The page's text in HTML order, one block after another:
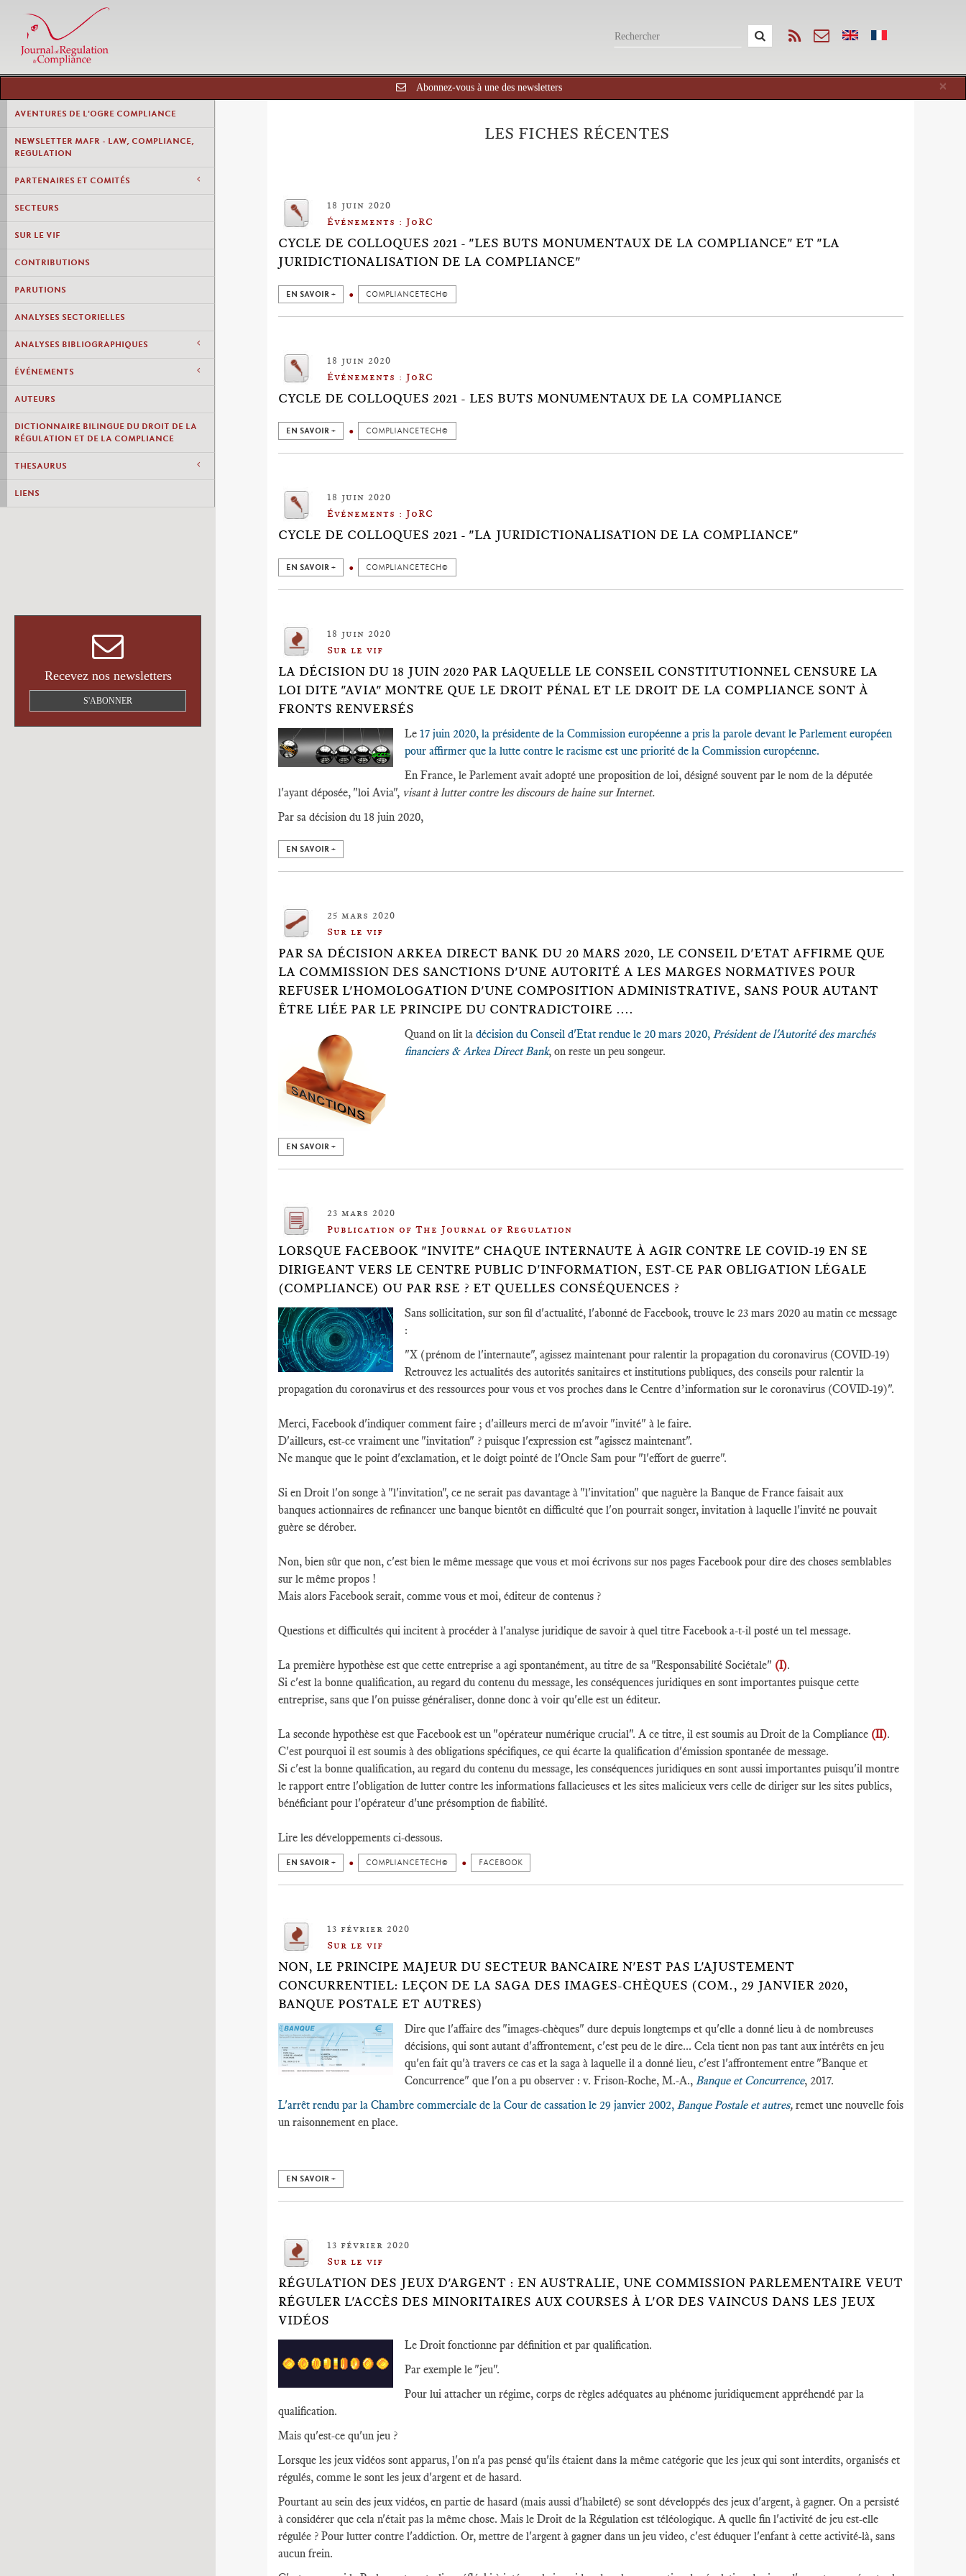
×
Abonnez-vous à une des newsletters
AVENTURES DE L'OGRE COMPLIANCE
NEWSLETTER MAFR - LAW, COMPLIANCE,
REGULATION
PARTENAIRES ET COMITÉS
SECTEURS
SUR LE VIF
CONTRIBUTIONS
PARUTIONS
ANALYSES SECTORIELLES
ANALYSES BIBLIOGRAPHIQUES
ÉVÉNEMENTS
AUTEURS
DICTIONNAIRE BILINGUE DU DROIT DE LA
RÉGULATION ET DE LA COMPLIANCE
THESAURUS
LIENS
Recevez nos newsletters
S'ABONNER
LES FICHES RÉCENTES
18 juin 2020
Événements : JoRC
CYCLE DE COLLOQUES 2021 - "LES BUTS MONUMENTAUX DE LA COMPLIANCE" ET "LA
JURIDICTIONALISATION DE LA COMPLIANCE"
EN SAVOIR + COMPLIANCETECH©
18 juin 2020
Événements : JoRC
CYCLE DE COLLOQUES 2021 - LES BUTS MONUMENTAUX DE LA COMPLIANCE
EN SAVOIR + COMPLIANCETECH©
18 juin 2020
Événements : JoRC
CYCLE DE COLLOQUES 2021 - "LA JURIDICTIONALISATION DE LA COMPLIANCE"
EN SAVOIR + COMPLIANCETECH©
18 juin 2020
Sur le vif
LA DÉCISION DU 18 JUIN 2020 PAR LAQUELLE LE CONSEIL CONSTITUTIONNEL CENSURE LA
LOI DITE "AVIA" MONTRE QUE LE DROIT PÉNAL ET LE DROIT DE LA COMPLIANCE SONT À
FRONTS RENVERSÉS
Le 17 juin 2020, la présidente de la Commission européenne a pris la parole devant le Parlement européen
pour affirmer que la lutte contre le racisme est une priorité de la Commission européenne.
En France, le Parlement avait adopté une proposition de loi, désigné souvent par le nom de la députée
l'ayant déposée, "loi Avia", visant à lutter contre les discours de haine sur Internet.
Par sa décision du 18 juin 2020,
EN SAVOIR +
25 mars 2020
Sur le vif
PAR SA DÉCISION ARKEA DIRECT BANK DU 20 MARS 2020, LE CONSEIL D'ETAT AFFIRME QUE
LA COMMISSION DES SANCTIONS D'UNE AUTORITÉ A LES MARGES NORMATIVES POUR
REFUSER L'HOMOLOGATION D'UNE COMPOSITION ADMINISTRATIVE, SANS POUR AUTANT
ÊTRE LIÉE PAR LE PRINCIPE DU CONTRADICTOIRE ....
Quand on lit la décision du Conseil d'Etat rendue le 20 mars 2020, Président de l'Autorité des marchés
financiers & Arkea Direct Bank, on reste un peu songeur.
EN SAVOIR +
23 mars 2020
Publication of The Journal of Regulation
LORSQUE FACEBOOK "INVITE" CHAQUE INTERNAUTE À AGIR CONTRE LE COVID-19 EN SE
DIRIGEANT VERS LE CENTRE PUBLIC D'INFORMATION, EST-CE PAR OBLIGATION LÉGALE
(COMPLIANCE) OU PAR RSE ? ET QUELLES CONSÉQUENCES ?
Sans sollicitation, sur son fil d'actualité, l'abonné de Facebook, trouve le 23 mars 2020 au matin ce message
:
"X (prénom de l'internaute", agissez maintenant pour ralentir la propagation du coronavirus (COVID-19)
Retrouvez les actualités des autorités sanitaires et institutions publiques, des conseils pour ralentir la
propagation du coronavirus et des ressources pour vous et vos proches dans le Centre d’information sur le coronavirus (COVID-19)".
Merci, Facebook d'indiquer comment faire ; d'ailleurs merci de m'avoir "invité" à le faire.
D'ailleurs, est-ce vraiment une "invitation" ? puisque l'expression est "agissez maintenant".
Ne manque que le point d'exclamation, et le doigt pointé de l'Oncle Sam pour "l'effort de guerre".
Si en Droit l'on songe à "l'invitation", ce ne serait pas davantage à "l'invitation" que naguère la Banque de France faisait aux
banques actionnaires de refinancer une banque bientôt en difficulté que l'on pourrait songer, invitation à laquelle l'invité ne pouvait
guère se dérober.
Non, bien sûr que non, c'est bien le même message que vous et moi écrivons sur nos pages Facebook pour dire des choses semblables
sur le même propos !
Mais alors Facebook serait, comme vous et moi, éditeur de contenus ?
Questions et difficultés qui incitent à procéder à l'analyse juridique de savoir à quel titre Facebook a-t-il posté un tel message.
La première hypothèse est que cette entreprise a agi spontanément, au titre de sa "Responsabilité Sociétale" (I).
Si c'est la bonne qualification, au regard du contenu du message, les conséquences juridiques en sont importantes puisque cette
entreprise, sans que l'on puisse généraliser, donne donc à voir qu'elle est un éditeur.
La seconde hypothèse est que Facebook est un "opérateur numérique crucial". A ce titre, il est soumis au Droit de la Compliance (II).
C'est pourquoi il est soumis à des obligations spécifiques, ce qui écarte la qualification d'émission spontanée de message.
Si c'est la bonne qualification, au regard du contenu du message, les conséquences juridiques en sont aussi importantes puisqu'il montre
le rapport entre l'obligation de lutter contre les informations fallacieuses et les sites malicieux vers celle de diriger sur les sites publics,
bénéficiant pour l'opérateur d'une présomption de fiabilité.
Lire les développements ci-dessous.
EN SAVOIR + COMPLIANCETECH© FACEBOOK
13 février 2020
Sur le vif
NON, LE PRINCIPE MAJEUR DU SECTEUR BANCAIRE N'EST PAS L'AJUSTEMENT
CONCURRENTIEL: LEÇON DE LA SAGA DES IMAGES-CHÈQUES (COM., 29 JANVIER 2020,
BANQUE POSTALE ET AUTRES)
Dire que l'affaire des "images-chèques" dure depuis longtemps et qu'elle a donné lieu à de nombreuses
décisions, qui sont autant d'affrontement, c'est peu de le dire... Cela tient non pas tant aux intérêts en jeu
qu'en fait qu'à travers ce cas et la saga à laquelle il a donné lieu, c'est l'affrontement entre "Banque et
Concurrence" que l'on a pu observer : v. Frison-Roche, M.-A., Banque et Concurrence, 2017.
L'arrêt rendu par la Chambre commerciale de la Cour de cassation le 29 janvier 2002, Banque Postale et autres, remet une nouvelle fois
un raisonnement en place.
EN SAVOIR +
13 février 2020
Sur le vif
RÉGULATION DES JEUX D'ARGENT : EN AUSTRALIE, UNE COMMISSION PARLEMENTAIRE VEUT
RÉGULER L'ACCÈS DES MINORITAIRES AUX COURSES À L'OR DES VAINCUS DANS LES JEUX
VIDÉOS
Le Droit fonctionne par définition et par qualification.
Par exemple le "jeu".
Pour lui attacher un régime, corps de règles adéquates au phénome juridiquement appréhendé par la
qualification.
Mais qu'est-ce qu'un jeu ?
Lorsque les jeux vidéos sont apparus, l'on n'a pas pensé qu'ils étaient dans la même catégorie que les jeux qui sont interdits, organisés et
régulés, comme le sont les jeux d'argent et de hasard.
Pourtant au sein des jeux vidéos, en partie de hasard (mais aussi d'habileté) se sont développés des jeux d'argent, à gagner. On a persisté
à considérer que cela n'était pas la même chose. Mais le Droit de la Régulation est téléologique. A quelle fin l'activité de jeu est-elle
régulée ? Pour lutter contre l'addiction. Or, mettre de l'argent à gagner dans un jeu video, c'est éduquer l'enfant à cette activité-là, sans
aucun frein.